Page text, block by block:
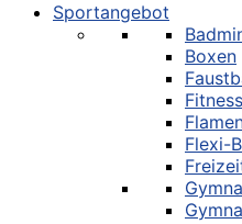
Sportangebot
Boxen
Flexi-